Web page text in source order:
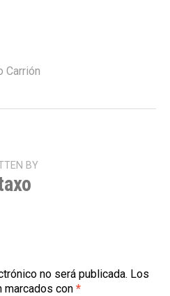
Carrión
BY
no será publicada. Los
con *